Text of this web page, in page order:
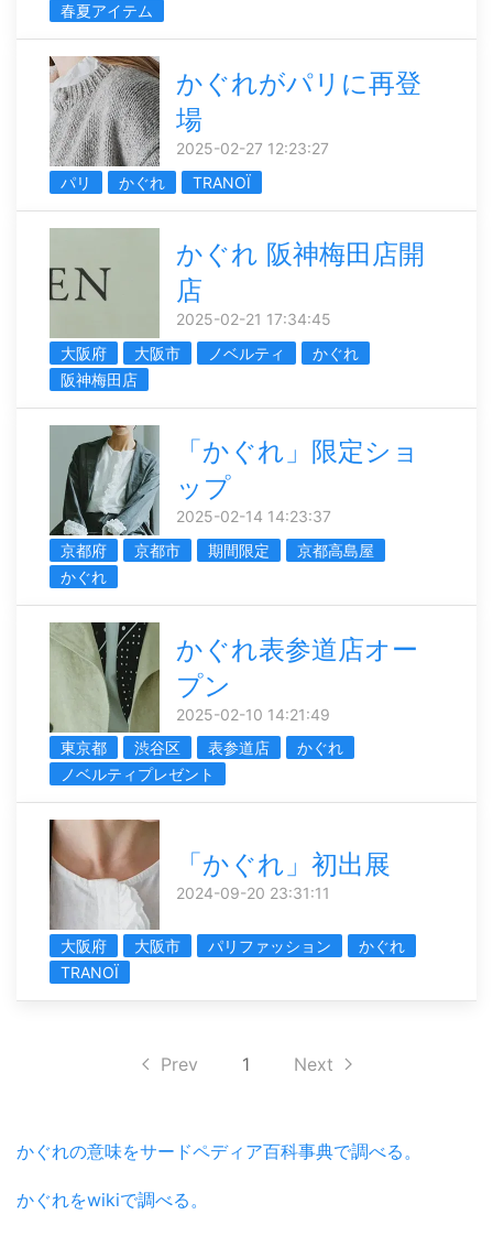
春夏アイテム
かぐれがパリに再登
場
2025-02-27 12:23:27
パリ
かぐれ TRANOÏ
かぐれ 阪神梅田店開
店
2025-02-21 17:34:45
大阪府
大阪市 ノベルティ
かぐれ
阪神梅田店
「かぐれ」限定ショ
ップ
2025-02-14 14:23:37
京都府
京都市 期間限定
京都高島屋
かぐれ
かぐれ表参道店オー
プン
2025-02-10 14:21:49
東京都
渋谷区 表参道店
かぐれ
ノベルティプレゼント
「かぐれ」初出展
2024-09-20 23:31:11
大阪府 大阪市 パリファッション
かぐれ
TRANOÏ
Prev 1 Next
かぐれの意味をサードペディア百科事典で調べる。
かぐれをwikiで調べる。